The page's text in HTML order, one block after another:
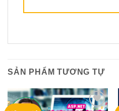
SẢN PHẨM TƯƠNG TỰ